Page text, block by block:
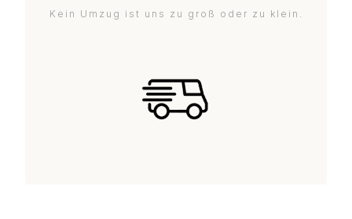
Kein Umzug ist uns zu groß oder zu klein.